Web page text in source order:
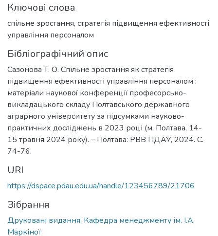
Ключові слова
спільне зростання, стратегія підвищення ефективності,
управління персоналом
Бібліографічний опис
Сазонова Т. О. Спільне зростання як стратегія
підвищення ефективності управління персоналом :
матеріали наукової конференції професорсько-
викладацького складу Полтавського державного
аграрного університету за підсумками науково-
практичних досліджень в 2023 році (м. Полтава, 14-
15 травня 2024 року). – Полтава: РВВ ПДАУ, 2024. С.
74-76.
URI
https://dspace.pdau.edu.ua/handle/123456789/21706
Зібрання
Друковані видання. Кафедра менеджменту ім. І.А.
Маркіної